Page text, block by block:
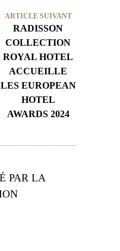
ARTICLE SUIVANT
RADISSON
COLLECTION
ROYAL HOTEL
ACCUEILLE
LES EUROPEAN
HOTEL
AWARDS 2024
PAR LA